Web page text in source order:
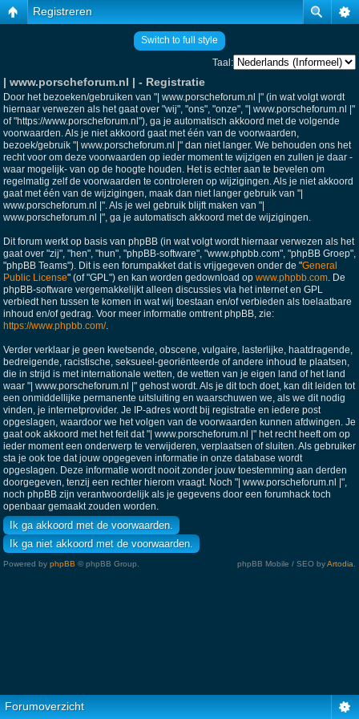
Registreren
Switch to full style
Taal:
| www.porscheforum.nl | - Registratie
Door het bezoeken/gebruiken van "| www.porscheforum.nl |" (in wat volgt wordt
hiernaar verwezen als het gaat over "wij", "ons", "onze", "| www.porscheforum.nl |"
of "https://www.porscheforum.nl"), ga je automatisch akkoord met de volgende
voorwaarden. Als je niet akkoord gaat met één van de voorwaarden,
bezoek/gebruik "| www.porscheforum.nl |" dan niet langer. We behouden ons het
recht voor om deze voorwaarden op ieder moment te wijzigen en zullen je daar -
waar mogelijk- van op de hoogte houden. Het is echter aan te bevelen om
regelmatig zelf de voorwaarden te controleren op wijzigingen. Als je niet akkoord
gaat met één van de wijzigingen, maak dan niet langer gebruik van "|
www.porscheforum.nl |". Als je wel gebruik blijft maken van "|
www.porscheforum.nl |", ga je automatisch akkoord met de wijzigingen.
Dit forum werkt op basis van phpBB (in wat volgt wordt hiernaar verwezen als het
gaat over "zij", "hen", "hun", "phpBB-software", "www.phpbb.com", "phpBB Groep",
"phpBB Teams"). Dit is een forumpakket dat is vrijgegeven onder de "General
Public License" (of "GPL") en kan worden gedownload op www.phpbb.com. De
phpBB-software vergemakkelijkt alleen discussies via het internet en GPL
verbiedt hen tussen te komen in wat wij toestaan en/of verbieden als toelaatbare
inhoud en/of gedrag. Voor meer informatie omtrent phpBB, zie:
https://www.phpbb.com/.
Verder verklaar je geen kwetsende, obscene, vulgaire, lasterlijke, haatdragende,
bedreigende, racistische, seksueel-georiënteerde of andere inhoud te plaatsen,
die in strijd is met internationale wetten, de wetten van je eigen land of het land
waar "| www.porscheforum.nl |" gehost wordt. Als je dit toch doet, kan dit leiden tot
een onmiddellijke permanente uitsluiting en waarschuwen we, als we dit nodig
vinden, je internetprovider. Je IP-adres wordt bij registratie en iedere post
opgeslagen, waardoor we het volgen van de voorwaarden kunnen afdwingen. Je
gaat ook akkoord met het feit dat "| www.porscheforum.nl |" het recht heeft om op
ieder moment een onderwerp te verwijderen, verplaatsen of sluiten. Als gebruiker
sta je ook toe dat jouw opgegeven informatie in onze database wordt
opgeslagen. Deze informatie wordt nooit zonder jouw toestemming aan derden
doorgegeven, tenzij een rechter hierom vraagt. Noch "| www.porscheforum.nl |",
noch phpBB zijn verantwoordelijk als je gegevens door een forumhack toch
openbaar gemaakt zouden worden.
Powered by phpBB © phpBB Group. phpBB Mobile / SEO byArtodia
Forumoverzicht